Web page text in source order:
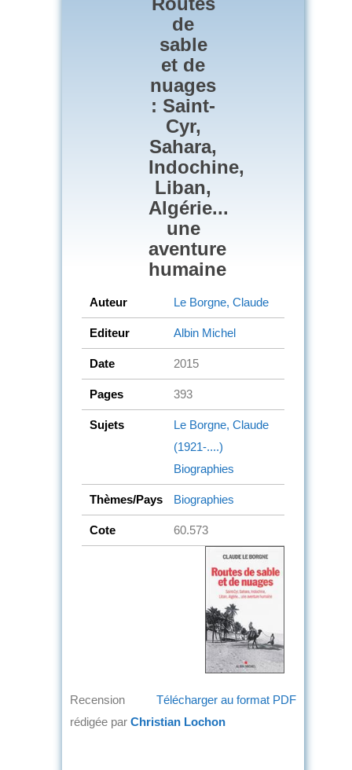
de
sable
et de
nuages
: Saint-
Cyr,
Sahara,
Indochine,
Liban,
Algérie...
une
aventure
humaine
Auteur Le Borgne, Claude
Editeur Albin Michel
Date 2015
Pages 393
Sujets
Le Borgne, Claude
(1921-....)
Biographies
Thèmes/Pays Biographies
Cote 60.573
Télécharger au format PDF
Recension
rédigée par Christian Lochon